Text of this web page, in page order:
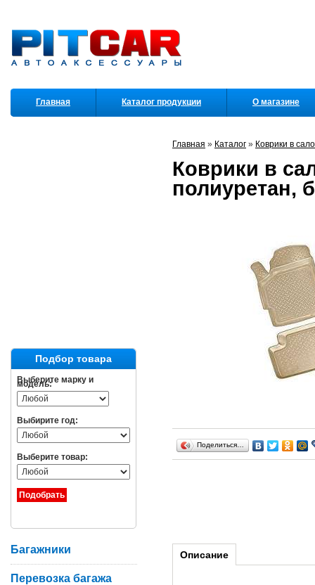
Главная » Каталог » Коврики в
Коврики в
полиуретан,
Поделиться…
Описание
Главная Каталог продукции О магазине
Подбор товара
Выберите марку и
модель:
Выбирите год:
Выберите товар:
Багажники
Перевозка багажа